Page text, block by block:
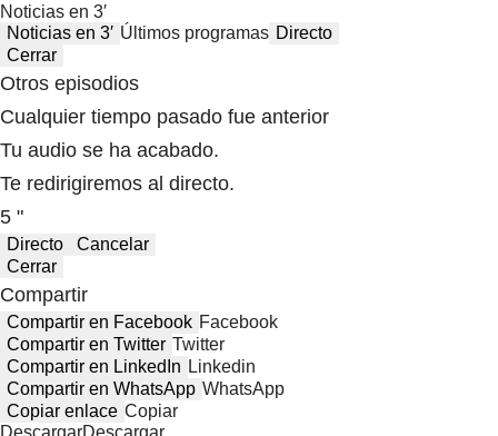
Noticias en 3′
Noticias en 3′ Últimos programas Directo
Cerrar
Otros episodios
Cualquier tiempo pasado fue anterior
Tu audio se ha acabado.
Te redirigiremos al directo.
5 "
Directo
Cancelar
Cerrar
Compartir
Compartir en Facebook Facebook
Compartir en Twitter Twitter
Compartir en LinkedIn Linkedin
Compartir en WhatsApp WhatsApp
Copiar enlace Copiar
DescargarDescargar